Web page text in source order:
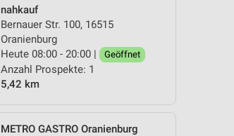
nahkauf
Bernauer Str. 100, 16515
Oranienburg
Heute 08:00 - 20:00 |
Geöffnet
Anzahl Prospekte: 1
5,42 km
METRO GASTRO Oranienburg